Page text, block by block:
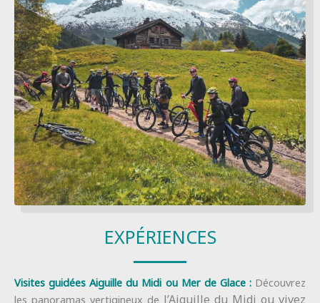
EXPÉRIENCES
Visites guidées Aiguille du Midi ou Mer de Glace : Découvrez
les panoramas vertigineux de l’Aiguille du Midi ou vivez